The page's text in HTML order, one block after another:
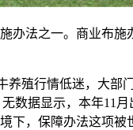
法之一。商业布施
行情低迷，大部
数据显示，本年11
下，保障办法这项